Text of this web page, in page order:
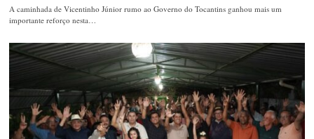
A caminhada de Vicentinho Júnior rumo ao Governo do Tocantins ganhou mais um
importante reforço nesta…